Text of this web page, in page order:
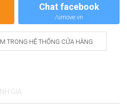
Chat facebook
/umove.vn
TRONG HỆ THỐNG CỬA HÀNG
GIÁ